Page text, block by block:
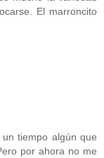
El marroncito
tiempo algún que
por ahora no me